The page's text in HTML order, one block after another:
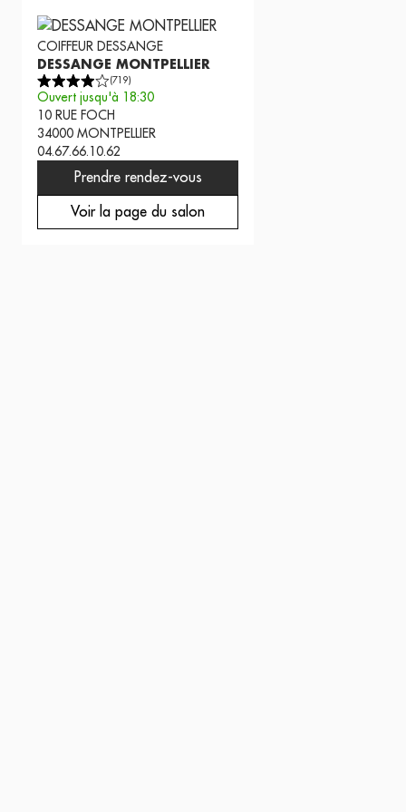
COIFFEUR DESSANGE
DESSANGE MONTPELLIER
(719)
Ouvert jusqu'à 18:30
10 RUE FOCH
34000 MONTPELLIER
04.67.66.10.62
Prendre rendez-vous
Voir la page du salon